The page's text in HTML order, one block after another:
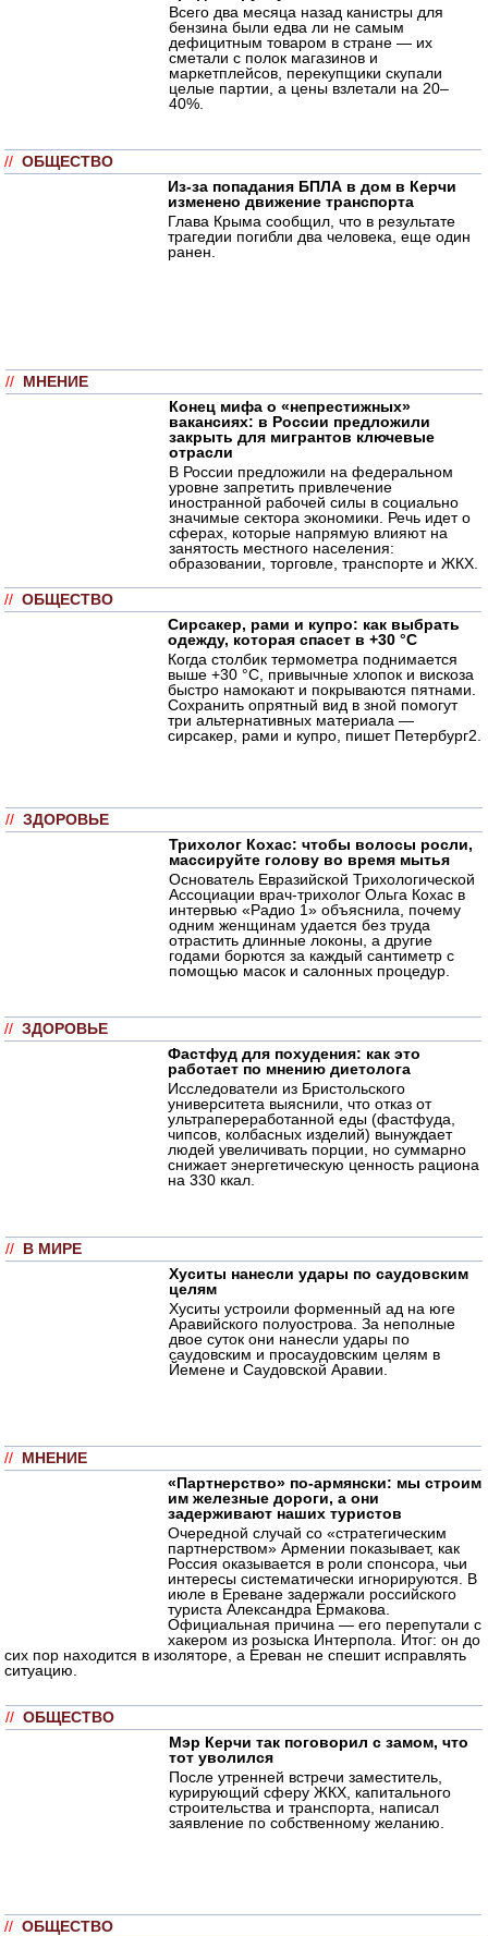
Всего два месяца назад канистры для
бензина были едва ли не самым
дефицитным товаром в стране — их
сметали с полок магазинов и
маркетплейсов, перекупщики скупали
целые партии, а цены взлетали на 20–
40%.
// ОБЩЕСТВО
Из-за попадания БПЛА в дом в Керчи
изменено движение транспорта
Глава Крыма сообщил, что в результате
трагедии погибли два человека, еще один
ранен.
// МНЕНИЕ
Конец мифа о «непрестижных»
вакансиях: в России предложили
закрыть для мигрантов ключевые
отрасли
В России предложили на федеральном
уровне запретить привлечение
иностранной рабочей силы в социально
значимые сектора экономики. Речь идет о
сферах, которые напрямую влияют на
занятость местного населения:
образовании, торговле, транспорте и ЖКХ.
// ОБЩЕСТВО
Сирсакер, рами и купро: как выбрать
одежду, которая спасет в +30 °C
Когда столбик термометра поднимается
выше +30 °C, привычные хлопок и вискоза
быстро намокают и покрываются пятнами.
Сохранить опрятный вид в зной помогут
три альтернативных материала —
сирсакер, рами и купро, пишет Петербург2.
// ЗДОРОВЬЕ
Трихолог Кохас: чтобы волосы росли,
массируйте голову во время мытья
Основатель Евразийской Трихологической
Ассоциации врач-трихолог Ольга Кохас в
интервью «Радио 1» объяснила, почему
одним женщинам удается без труда
отрастить длинные локоны, а другие
годами борются за каждый сантиметр с
помощью масок и салонных процедур.
// ЗДОРОВЬЕ
Фастфуд для похудения: как это
работает по мнению диетолога
Исследователи из Бристольского
университета выяснили, что отказ от
ультрапереработанной еды (фастфуда,
чипсов, колбасных изделий) вынуждает
людей увеличивать порции, но суммарно
снижает энергетическую ценность рациона
на 330 ккал.
// В МИРЕ
Хуситы нанесли удары по саудовским
целям
Хуситы устроили форменный ад на юге
Аравийского полуострова. За неполные
двое суток они нанесли удары по
саудовским и просаудовским целям в
Йемене и Саудовской Аравии.
// МНЕНИЕ
«Партнерство» по-армянски: мы строим
им железные дороги, а они
задерживают наших туристов
Очередной случай со «стратегическим
партнерством» Армении показывает, как
Россия оказывается в роли спонсора, чьи
интересы систематически игнорируются. В
июле в Ереване задержали российского
туриста Александра Ермакова.
Официальная причина — его перепутали с
хакером из розыска Интерпола. Итог: он до
сих пор находится в изоляторе, а Ереван не спешит исправлять
ситуацию.
// ОБЩЕСТВО
Мэр Керчи так поговорил с замом, что
тот уволился
После утренней встречи заместитель,
курирующий сферу ЖКХ, капитального
строительства и транспорта, написал
заявление по собственному желанию.
// ОБЩЕСТВО